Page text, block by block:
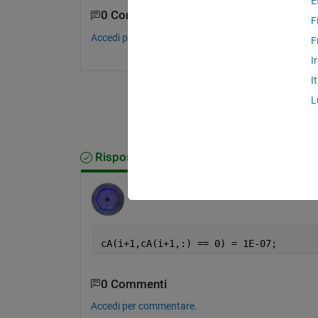
0 Commenti
Accedi per commentare.
Risposta accettata
cA(i+1,cA(i+1,:) == 0) = 1E-07;
0 Commenti
Accedi per commentare.